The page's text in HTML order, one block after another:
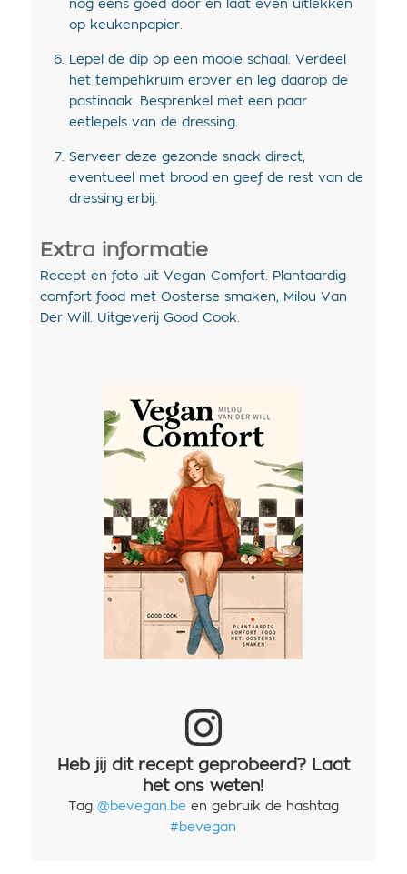
nog eens goed door en laat even uitlekken
op keukenpapier.
Lepel de dip op een mooie schaal. Verdeel
het tempehkruim erover en leg daarop de
pastinaak. Besprenkel met een paar
eetlepels van de dressing.
Serveer deze gezonde snack direct,
eventueel met brood en geef de rest van de
dressing erbij.
Extra informatie
Recept en foto uit Vegan Comfort. Plantaardig
comfort food met Oosterse smaken, Milou Van
Der Will. Uitgeverij Good Cook.
Heb jij dit recept geprobeerd? Laat
het ons weten!
Tag @bevegan.be en gebruik de hashtag
#bevegan